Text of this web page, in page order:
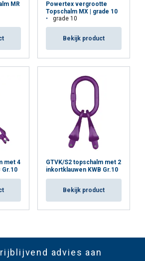
MR
Powertex vergrootte
Topschalm MX | grade 10
grade 10
Bekijk product
met 4
Gr.10
GTVK/S2 topschalm met 2
inkortklauwen KWB Gr.10
Bekijk product
advies aan